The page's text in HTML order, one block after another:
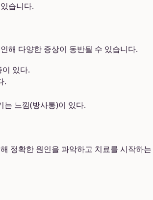
습니다.
해 다양한 증상이 동반될 수 있습니다.
있다.
.
는 느낌(방사통)이 있다.
정확한 원인을 파악하고 치료를 시작하는